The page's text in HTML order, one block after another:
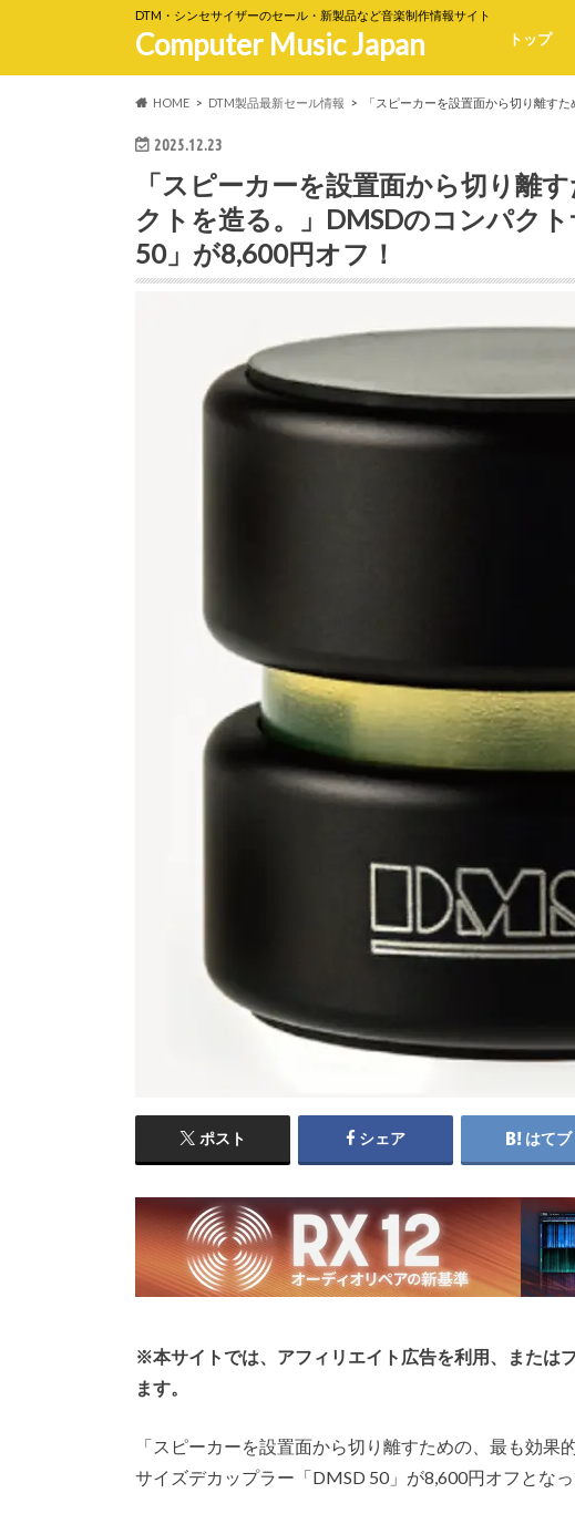
DTM・シンセサイザーのセール・新製品など音楽制作情報サイト
Computer Music Japan トップ
HOME DTM製品最新セール情報 「スピーカーを設置面から切り離す
2025.12.23
「スピーカーを設置面から切り離
クトを造る。」DMSDのコンパク
50」が8,600円オフ！
ポスト シェア はてブ
※本サイトでは、アフィリエイト広告を利用、または
ます。
「スピーカーを設置面から切り離すための、最も効
サイズデカップラー「DMSD 50」が8,600円オフとなっ